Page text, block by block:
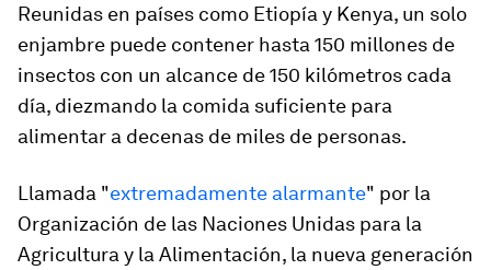
Reunidas en países como Etiopía y Kenya, un solo
enjambre puede contener hasta 150 millones de
insectos con un alcance de 150 kilómetros cada
día, diezmando la comida suficiente para
alimentar a decenas de miles de personas.
Llamada "extremadamente alarmante" por la
Organización de las Naciones Unidas para la
Agricultura y la Alimentación, la nueva generación